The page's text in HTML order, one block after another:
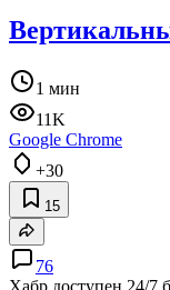
1 мин
11K
Google Chrome
+30
15
76
Хабр доступен 24/7